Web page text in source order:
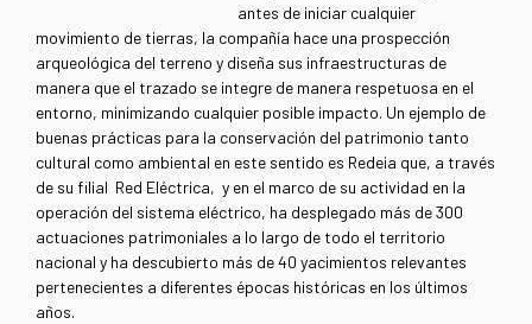
antes de iniciar cualquier
movimiento de tierras, la compañía hace una prospección
arqueológica del terreno y diseña sus infraestructuras de
manera que el trazado se integre de manera respetuosa en el
entorno, minimizando cualquier posible impacto. Un ejemplo de
buenas prácticas para la conservación del patrimonio tanto
cultural como ambiental en este sentido es Redeia que, a través
de su filial Red Eléctrica, y en el marco de su actividad en la
operación del sistema eléctrico, ha desplegado más de 300
actuaciones patrimoniales a lo largo de todo el territorio
nacional y ha descubierto más de 40 yacimientos relevantes
pertenecientes a diferentes épocas históricas en los últimos
años.